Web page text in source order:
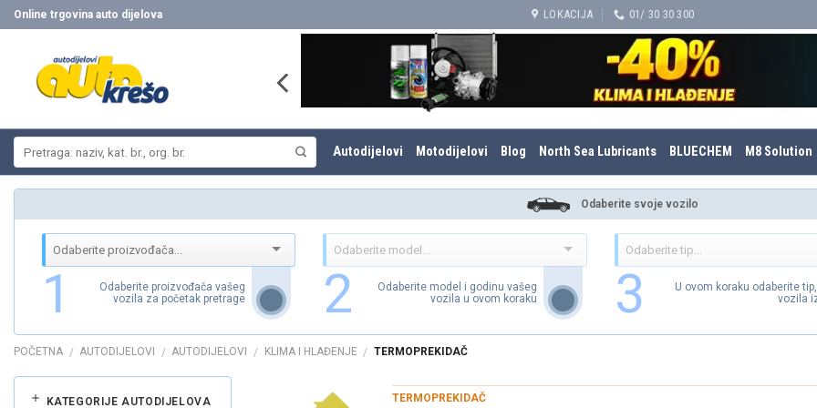
Skip
to
Online trgovina auto dijelova LOKACIJA 01/ 30 30 300
Autodijelovi Motodijelovi Blog North Sea Lubricants BLUECHEM M8 Solution
Odaberite svoje vozilo
1
Odaberite proizvođača vašeg
vozila za početak pretrage
2
Odaberite model i godinu vašeg
vozila u ovom koraku
3
U ovom koraku odaberite
vozila
POČETNA / AUTODIJELOVI / AUTODIJELOVI / KLIMA I HLAĐENJE / TERMOPREKIDAČ
KATEGORIJE AUTODIJELOVA TERMOPREKIDAČ